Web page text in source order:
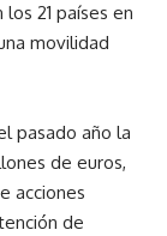
21 países en
movilidad
pasado año la
de euros,
acciones
de